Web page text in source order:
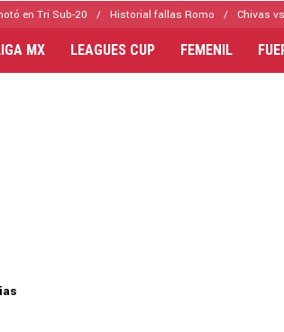
en Tri Sub-20 Historial fallas Romo Chivas
MX LEAGUES CUP FEMENIL